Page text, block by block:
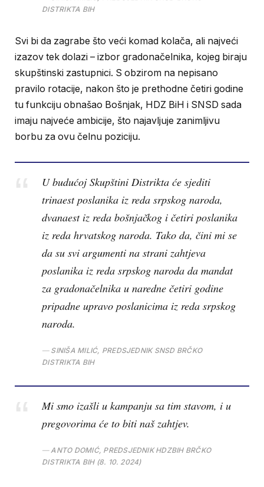
DISTRIKTA BIH
Svi bi da zagrabe što veći komad kolača, ali najveći
izazov tek dolazi – izbor gradonačelnika, kojeg biraju
skupštinski zastupnici. S obzirom na nepisano
pravilo rotacije, nakon što je prethodne četiri godine
tu funkciju obnašao Bošnjak, HDZ BiH i SNSD sada
imaju najveće ambicije, što najavljuje zanimljivu
borbu za ovu čelnu poziciju.
U budućoj Skupštini Distrikta će sjediti
trinaest poslanika iz reda srpskog naroda,
dvanaest iz reda bošnjačkog i četiri poslanika
iz reda hrvatskog naroda. Tako da, čini mi se
da su svi argumenti na strani zahtjeva
poslanika iz reda srpskog naroda da mandat
za gradonačelnika u naredne četiri godine
pripadne upravo poslanicima iz reda srpskog
naroda.
SINIŠA MILIĆ, PREDSJEDNIK SNSD BRČKO
DISTRIKTA BIH
Mi smo izašli u kampanju sa tim stavom, i u
pregovorima će to biti naš zahtjev.
ANTO DOMIĆ, PREDSJEDNIK HDZBIH BRČKO
DISTRIKTA BIH (8. 10. 2024)